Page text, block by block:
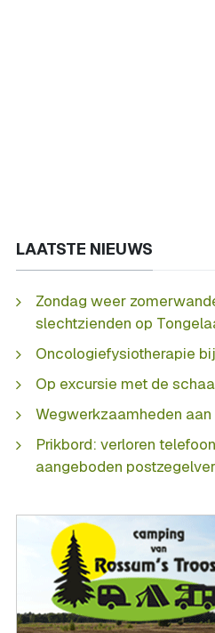
LAATSTE NIEUWS
Zondag weer
slechtzienden op
Oncologiefysiotherapie
Op excursie met de
Wegwerkzaamheden
Prikbord: verloren
aangeboden